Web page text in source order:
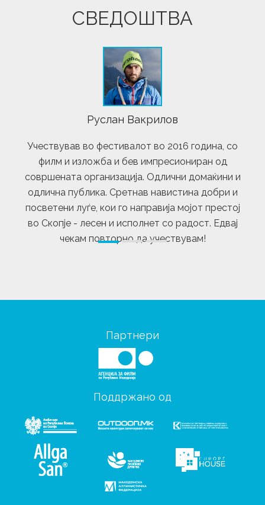
СВЕДОШТВА
Руслан Вакрилов
Учествував во фестивалот во 2016 година, со
филм и изложба и бев импресиониран од
совршената организација. Одлични домаќини и
одлична публика. Сретнав навистина добри и
посветени луѓе, кои го направија мојот престој
во Скопје - лесен и исполнет со радост. Едвај
чекам повторно да учествувам!
Партнери
Поддржано од